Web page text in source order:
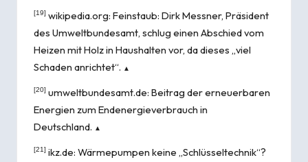
[19] wikipedia.org: Feinstaub: Dirk Messner, Präsident
des Umweltbundesamt, schlug einen Abschied vom
Heizen mit Holz in Haushalten vor, da dieses „viel
Schaden anrichtet“. ▲
[20] umweltbundesamt.de: Beitrag der erneuerbaren
Energien zum Endenergieverbrauch in
Deutschland. ▲
[21] ikz.de: Wärmepumpen keine „Schlüsseltechnik“?